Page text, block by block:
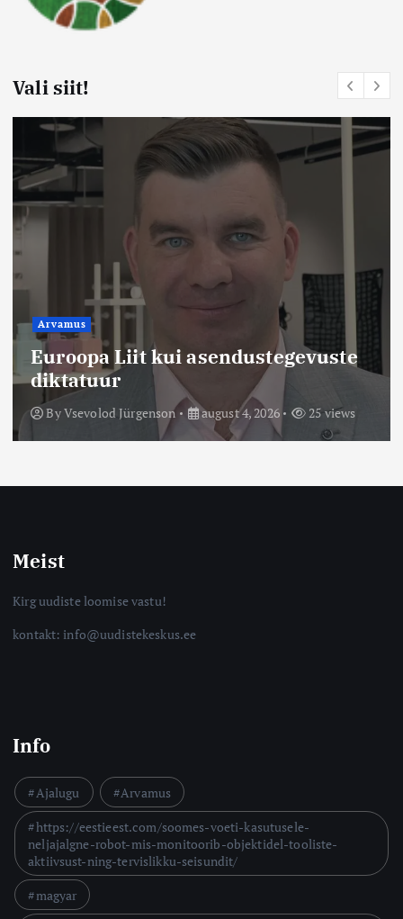
Vali siit!
Arvamus
Euroopa Liit kui asendustegevuste
diktatuur
ByVsevolod Jürgenson august 4, 2026 25 views
Meist
Kirg uudiste loomise vastu!
kontakt: info@uudistekeskus.ee
Info
Ajalugu
Arvamus
https://eestieest.com/soomes-voeti-kasutusele-
neljajalgne-robot-mis-monitoorib-objektidel-tooliste-
aktiivsust-ning-tervislikku-seisundit/
magyar